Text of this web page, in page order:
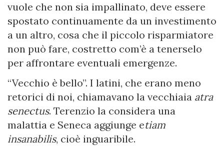
vuole che non sia impallinato, deve essere
spostato continuamente da un investimento
a un altro, cosa che il piccolo risparmiatore
non può fare, costretto com’è a tenerselo
per affrontare eventuali emergenze.
“Vecchio è bello”. I latini, che erano meno
retorici di noi, chiamavano la vecchiaia atra
senectus. Terenzio la considera una
malattia e Seneca aggiunge etiam
insanabilis, cioè inguaribile.